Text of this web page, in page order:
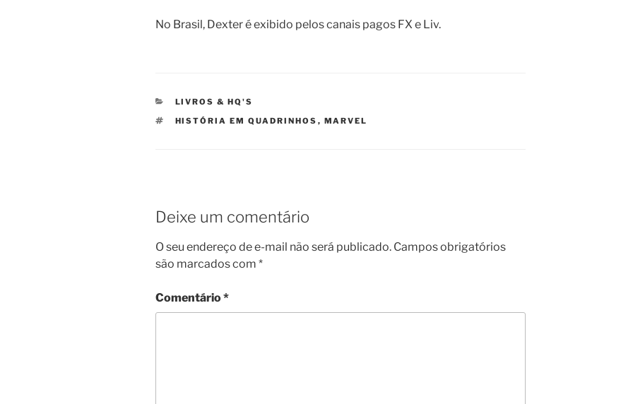
No Brasil, Dexter é exibido pelos canais pagos FX e Liv.
CATEGORIAS
LIVROS & HQ'S
TAGS
HISTÓRIA EM QUADRINHOS , MARVEL
Deixe um comentário
O seu endereço de e-mail não será publicado. Campos obrigatórios
são marcados com *
Comentário*